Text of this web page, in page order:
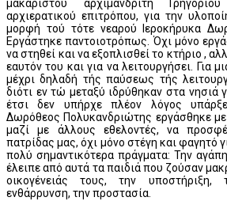
μακαριστού αρχιμανδρίτη
αρχιερατικού επιτρόπου, για την
μορφή τού τότε νεαρού Ιεροκήρυκα
Εργάστηκε παντοιοτρόπως. Όχι μόνο
να στηθεί και να εξοπλισθεί το κτήριο ,
εαυτόν του και για να λειτουργήσει. Για
μέχρι δηλαδή τής παύσεως τής
διότι εν τώ μεταξύ ιδρύθηκαν στα νησιά
έτσι δεν υπήρχε πλέον λόγος
Δωρόθεος Πολυκανδριώτης εργάσθηκε με
μαζί με άλλους εθελοντές, να
πατρίδας μας, όχι μόνο στέγη και φαγητό
πολύ σημαντικότερα πράγματα: Την
έλειπε από αυτά τα παιδιά που ζούσαν
οικογένειάς τους, την υποστήριξη,
ενθάρρυνση, την προστασία.